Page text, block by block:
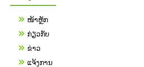
ໜ້າຫຼັກ
ກ່ຽວກັບ
ຂ່າວ
ແຈ້ງການ